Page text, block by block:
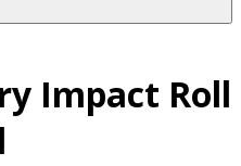
Impact Roll